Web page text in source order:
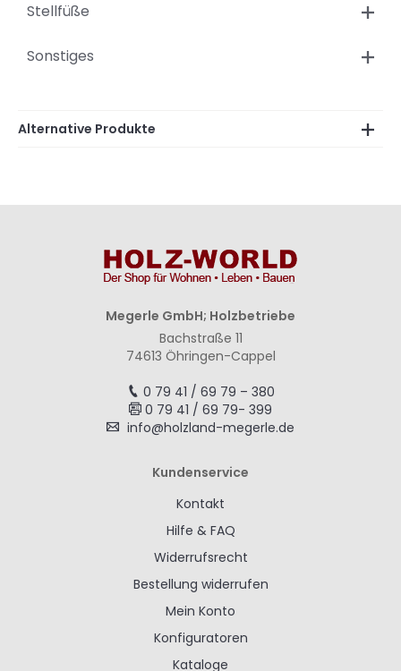
Stellfüße
Sonstiges
Alternative Produkte
Megerle GmbH; Holzbetriebe
Bachstraße 11
74613 Öhringen-Cappel
0 79 41 / 69 79 – 380
0 79 41 / 69 79- 399
info@holzland-megerle.de
Kundenservice
Kontakt
Hilfe & FAQ
Widerrufsrecht
Bestellung widerrufen
Mein Konto
Konfiguratoren
Kataloge